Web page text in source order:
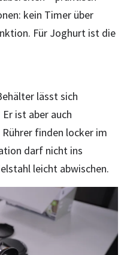
kein Timer über
Für Joghurt ist die
lässt sich
ist aber auch
finden locker im
darf nicht ins
leicht abwischen.